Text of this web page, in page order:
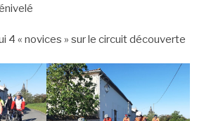
4 « novices » sur le circuit découverte